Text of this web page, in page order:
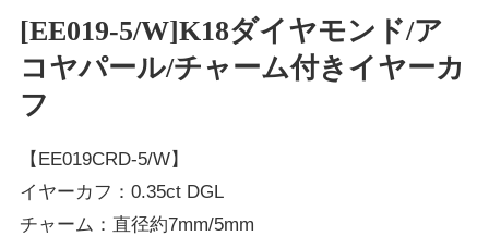
[EE019-5/W]K18ダイヤモンド/ア
コヤパール/チャーム付きイヤーカ
フ
【EE019CRD-5/W】
イヤーカフ：0.35ct DGL
チャーム：直径約7mm/5mm